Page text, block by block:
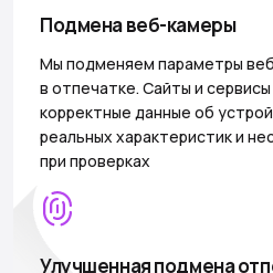
Подмена веб-камеры
Мы подменяем параметры
в отпечатке. Сайты и
корректные данные об
реальных характеристик и
при проверках
Улучшенная подмена